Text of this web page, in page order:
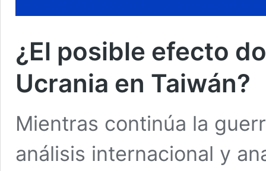
¿El posible efecto
Ucrania en Taiwán?
Mientras continúa la
análisis internacional y